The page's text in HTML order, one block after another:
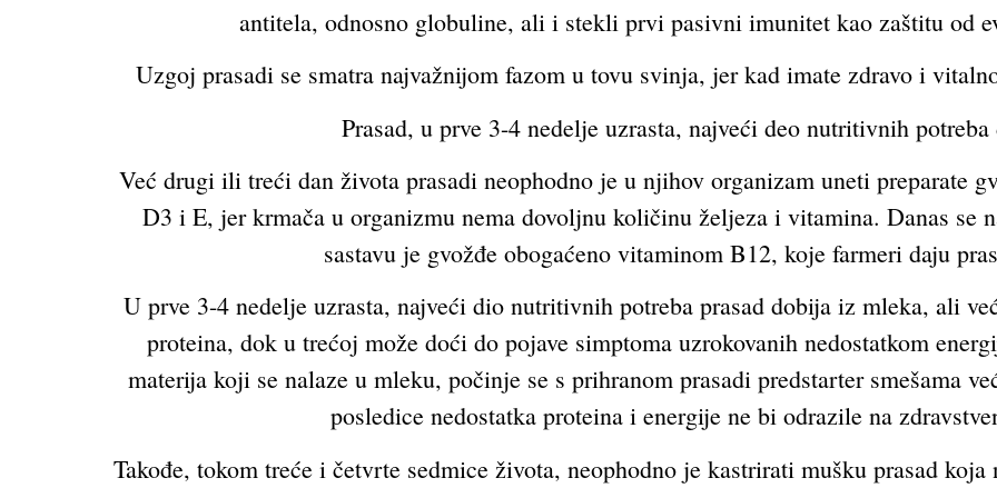
antitela, odnosno globuline, ali i stekli prvi pasivni imunitet kao zaštitu od
Uzgoj prasadi se smatra najvažnijom fazom u tovu svinja, jer kad imate zdravo i
Prasad, u prve 3-4 nedelje uzrasta, najveći deo nutritivnih
Već drugi ili treći dan života prasadi neophodno je u njihov organizam uneti preparate
D3 i E, jer krmača u organizmu nema dovoljnu količinu željeza i vitamina. Danas se
sastavu je gvožđe obogaćeno vitaminom B12, koje farmeri daju
U prve 3-4 nedelje uzrasta, najveći dio nutritivnih potreba prasad dobija iz mleka, ali
proteina, dok u trećoj može doći do pojave simptoma uzrokovanih nedostatkom
materija koji se nalaze u mleku, počinje se s prihranom prasadi predstarter smešama
posledice nedostatka proteina i energije ne bi odrazile na
Takođe, tokom treće i četvrte sedmice života, neophodno je kastrirati mušku prasad